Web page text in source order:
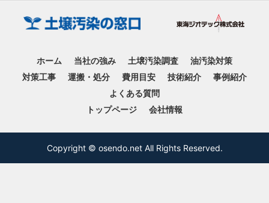
ホーム 当社の強み 土壌汚染調査
油汚染対策
対策工事
運搬・処分 費用目安 技術紹介
事例紹介
よくある質問
トップページ
会社情報
Copyright © osendo.net All Rights Reserved.